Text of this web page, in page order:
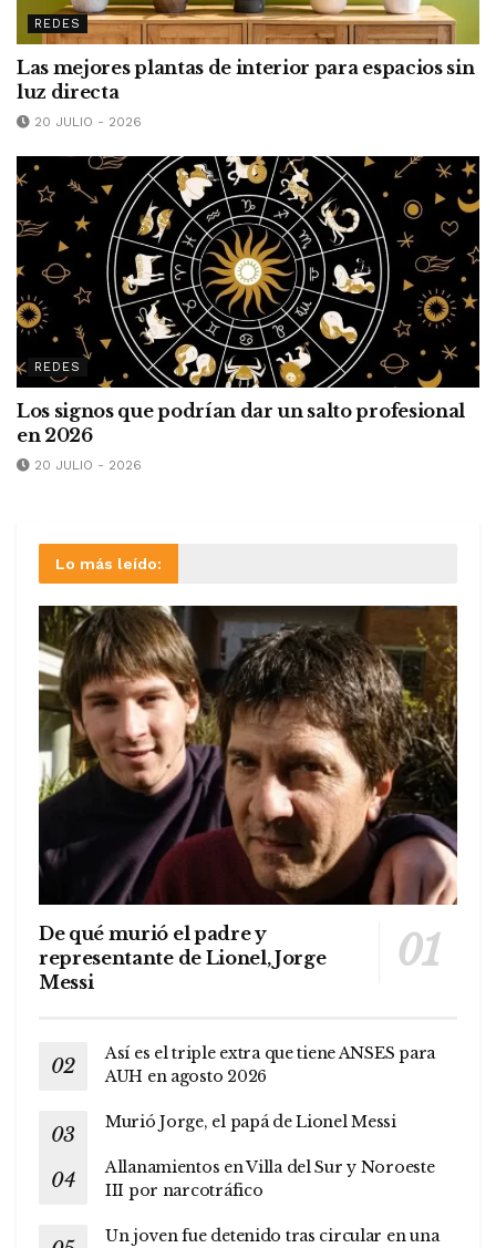
REDES
Las mejores plantas de interior para espacios sin
luz directa
20 JULIO - 2026
REDES
Los signos que podrían dar un salto profesional
en 2026
20 JULIO - 2026
Lo más leído:
De qué murió el padre y
representante de Lionel, Jorge
Messi
Así es el triple extra que tiene ANSES para
AUH en agosto 2026
Murió Jorge, el papá de Lionel Messi
Allanamientos en Villa del Sur y Noroeste
III por narcotráfico
Un joven fue detenido tras circular en una